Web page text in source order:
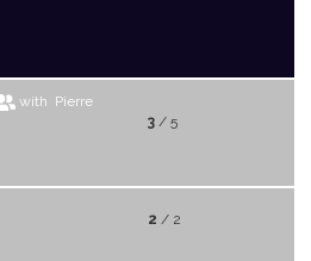
with Pierre
3/ 5
2 / 2